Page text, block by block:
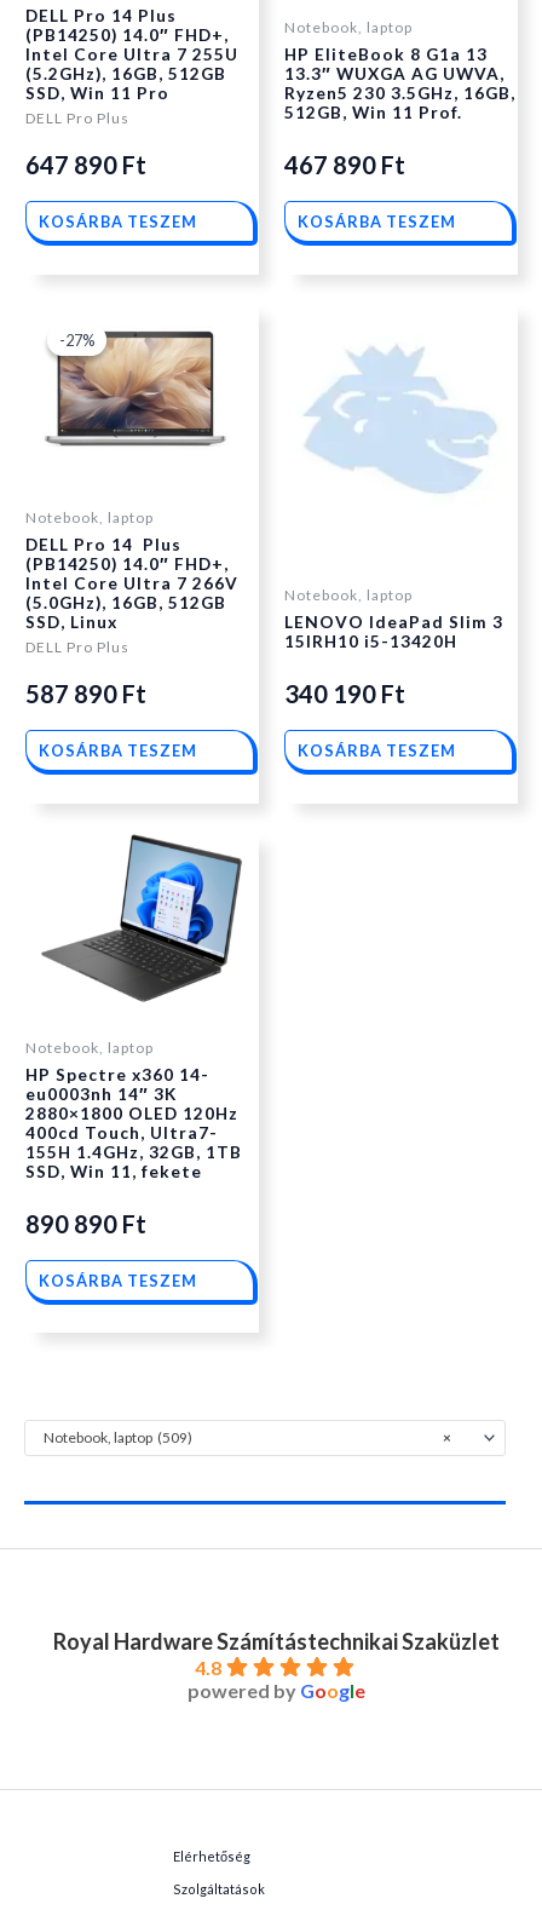
×
Notebook, laptop (509)
DELL Pro 14 Plus
(PB14250) 14.0″ FHD+,
Intel Core Ultra 7 255U
(5.2GHz), 16GB, 512GB
SSD, Win 11 Pro
DELL Pro Plus
647
890 Ft.
647 890 Ft
647
890 Ft.
KOSÁRBA TESZEM
Notebook, laptop
HP EliteBook 8 G1a 13
13.3″ WUXGA AG UWVA,
Ryzen5 230 3.5GHz, 16GB,
512GB, Win 11 Prof.
467 890 Ft
KOSÁRBA TESZEM
-27%
-27%
Notebook, laptop
DELL Pro 14 Plus
(PB14250) 14.0″ FHD+,
Intel Core Ultra 7 266V
(5.0GHz), 16GB, 512GB
SSD, Linux
DELL Pro Plus
Original
price
661
290 Ft.
587 890 Ft
Current
price
587
KOSÁRBA TESZEM
Notebook, laptop
LENOVO IdeaPad Slim 3
15IRH10 i5-13420H
340 190 Ft
KOSÁRBA TESZEM
Notebook, laptop
HP Spectre x360 14-
eu0003nh 14″ 3K
2880×1800 OLED 120Hz
400cd Touch, Ultra7-
155H 1.4GHz, 32GB, 1TB
SSD, Win 11, fekete
890 890 Ft
KOSÁRBA TESZEM
Royal Hardware Számítástechnikai Szaküzlet
4.8
powered by Google
Elérhetőség
Szolgáltatások